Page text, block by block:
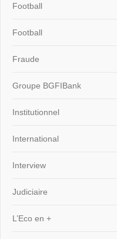
Football
Football
Fraude
Groupe BGFIBank
Institutionnel
International
Interview
Judiciaire
L’Eco en +